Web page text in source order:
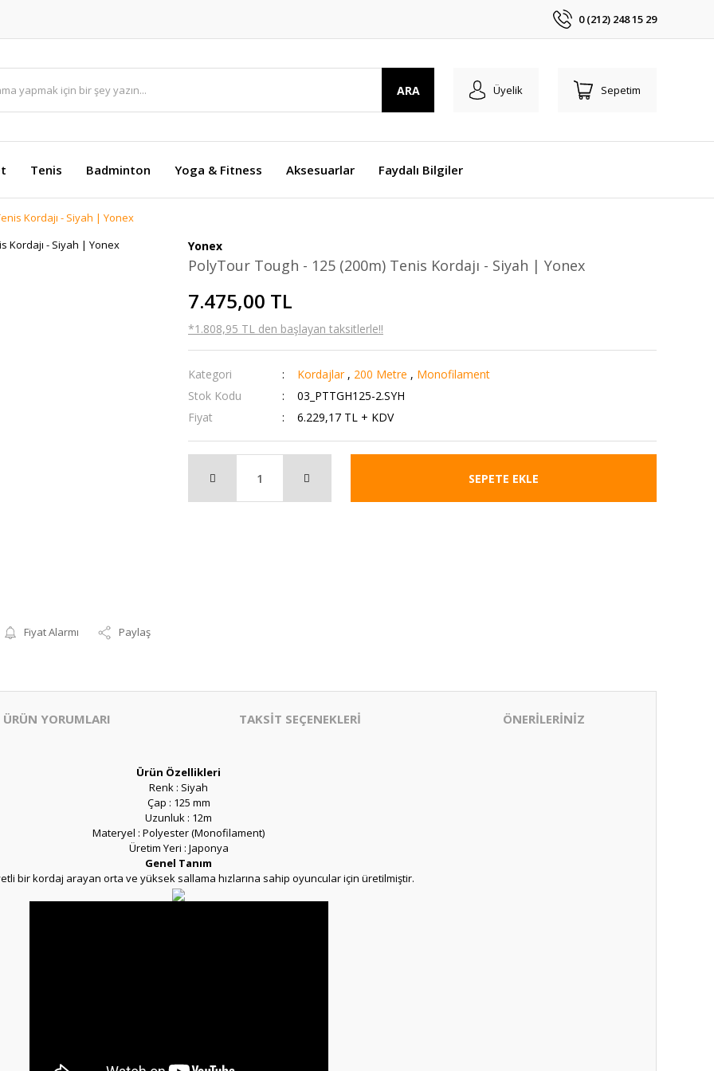
0 (212) 248 15 29
ARA Üyelik Sepetim
Tenis Badminton Yoga & Fitness Aksesuarlar Faydalı Bilgiler
Kordajı - Siyah | Yonex
Fiyat Alarmı Paylaş
Yonex
PolyTour Tough - 125 (200m) Tenis Kordajı - Siyah | Yonex
7.475,00 TL
*1.808,95 TL den başlayan taksitlerle!!
Kategori Kordajlar , 200 Metre , Monofilament
Stok Kodu
03_PTTGH125-2.SYH
Fiyat
6.229,17 TL + KDV
SEPETE EKLE
ÜRÜN YORUMLARI TAKSİT SEÇENEKLERİ ÖNERİLERİNİZ
Ürün Özellikleri
Renk : Siyah
Çap : 125 mm
Uzunluk : 12m
Materyel : Polyester (Monofilament)
Üretim Yeri : Japonya
Genel Tanım
bir kordaj arayan orta ve yüksek sallama hızlarına sahip oyuncular için üretilmiştir.